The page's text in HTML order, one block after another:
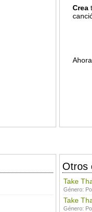
Crea
Otros
Take
Género:
Take
Género: